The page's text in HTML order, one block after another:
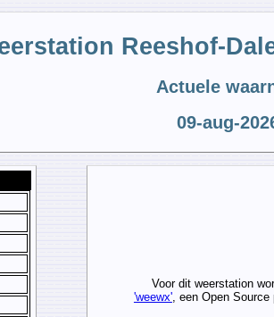
Reeshof-
Actuele
09-aug-
Voor dit weerstation
'weewx', een Open Source